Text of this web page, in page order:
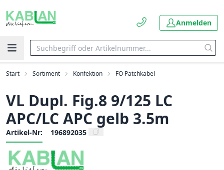
Anmelden
Start Sortiment Konfektion FO Patchkabel
VL Dupl. Fig.8 9/125 LC
APC/LC APC gelb 3.5m
Artikel-Nr: 196892035